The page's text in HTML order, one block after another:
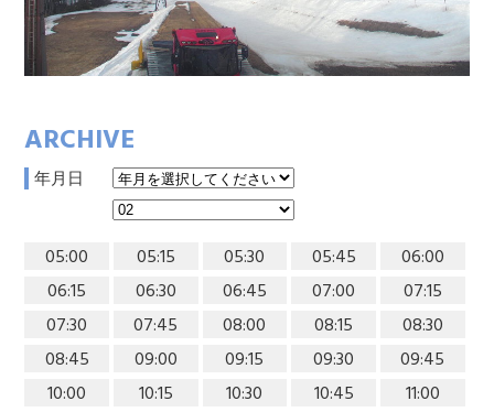
ARCHIVE
年月日
05:00 05:15 05:30 05:45
06:00
06:15
06:30 06:45 07:00
07:15
07:30
07:45 08:00 08:15
08:30
08:45
09:00 09:15 09:30
09:45
10:00
10:15 10:30 10:45
11:00